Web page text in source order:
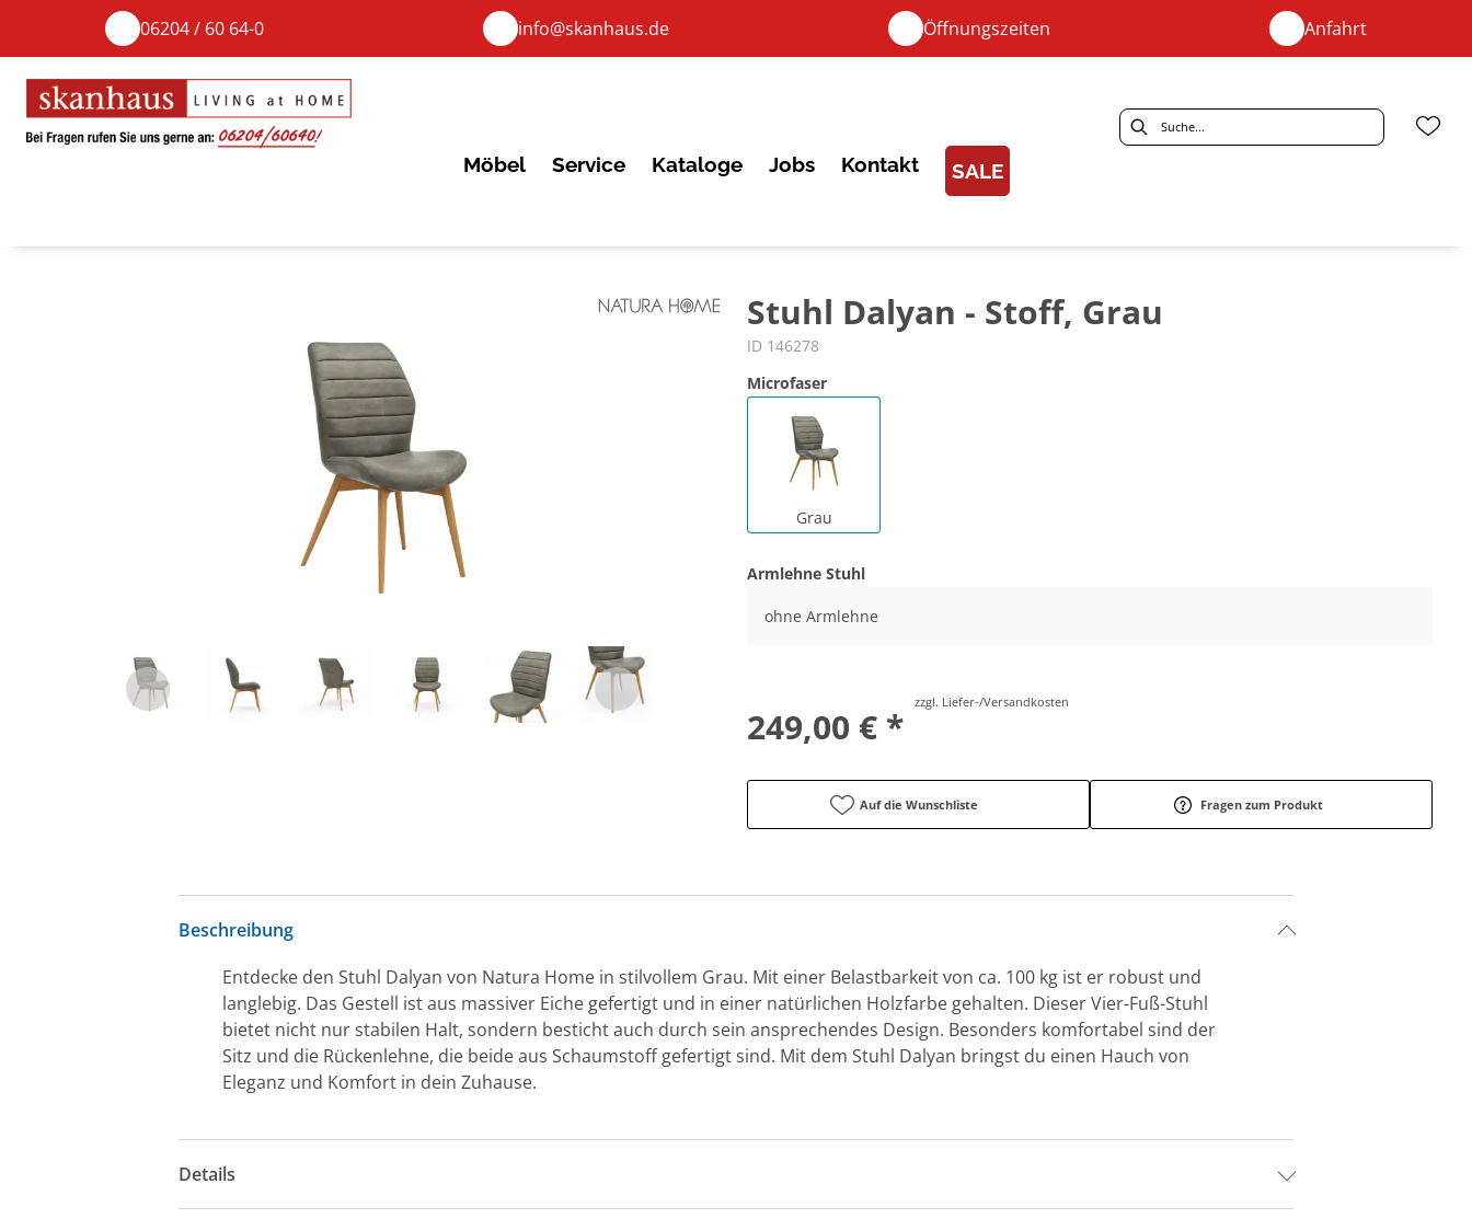
06204 / 60 64-0 info@skanhaus.de Öffnungszeiten Anfahrt
Möbel Service Kataloge Jobs Kontakt SALE
Stuhl Dalyan - Stoff, Grau
ID 146278
Microfaser
Grau
Armlehne Stuhl
ohne Armlehne
249,00 € *
zzgl. Liefer-/Versandkosten
Auf die Wunschliste Fragen zum Produkt
Beschreibung
Entdecke den Stuhl Dalyan von Natura Home in stilvollem Grau. Mit einer Belastbarkeit von ca. 100 kg ist er robust und
langlebig. Das Gestell ist aus massiver Eiche gefertigt und in einer natürlichen Holzfarbe gehalten. Dieser Vier-Fuß-Stuhl
bietet nicht nur stabilen Halt, sondern besticht auch durch sein ansprechendes Design. Besonders komfortabel sind der
Sitz und die Rückenlehne, die beide aus Schaumstoff gefertigt sind. Mit dem Stuhl Dalyan bringst du einen Hauch von
Eleganz und Komfort in dein Zuhause.
Details